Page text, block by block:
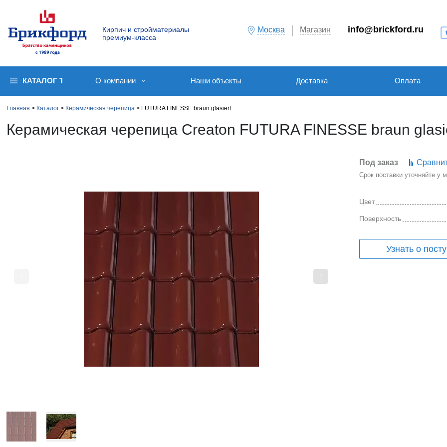
Кирпич и стройматериалы
премиум-класса
Москва Магазин info@brickford.ru
КАТАЛОГ ТОВАРОВО компании Наши объекты Доставка Оплата
Главная Каталог Керамическая черепица FUTURA FINESSE braun glasiert
Керамическая черепица Creaton FUTURA FINESSE braun
Под заказ
Срок поставки уточняйте у
Цвет
Поверхность
Узнать о